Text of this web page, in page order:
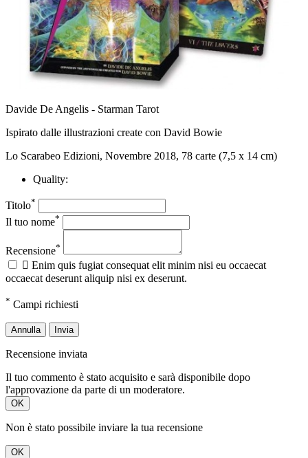
Davide De Angelis - Starman Tarot
Ispirato dalle illustrazioni create con David Bowie
Lo Scarabeo Edizioni, Novembre 2018, 78 carte (7,5 x 14 cm)
Quality:
Titolo*
Il tuo nome*
Recensione*
 Enim quis fugiat consequat elit minim nisi eu occaecat
occaecat deserunt aliquip nisi ex deserunt.
* Campi richiesti
Annulla Invia
Recensione inviata
Il tuo commento è stato acquisito e sarà disponibile dopo
l'approvazione da parte di un moderatore.
OK
Non è stato possibile inviare la tua recensione
OK